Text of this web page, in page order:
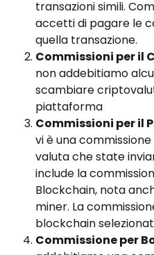
transazioni simili.
accetti di pagare le
quella transazione.
Commissioni per il
non addebitiamo
scambiare
piattaforma
Commissioni per il
vi è una
valuta che state
include la
Blockchain, nota
miner. La
blockchain
Commissione per